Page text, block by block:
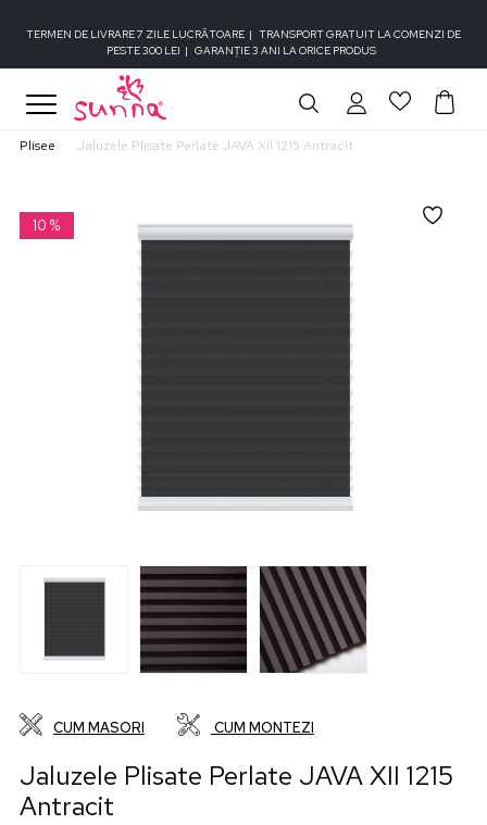
TERMEN DE LIVRARE 7 ZILE LUCRĂTOARE | TRANSPORT GRATUIT LA COMENZI DE
PESTE 300 LEI | GARANȚIE 3 ANI LA ORICE PRODUS
Plisee Jaluzele Plisate Perlate JAVA XII 1215 Antracit
10 %
CUM MASORI CUM MONTEZI
Jaluzele Plisate Perlate JAVA XII 1215
Antracit